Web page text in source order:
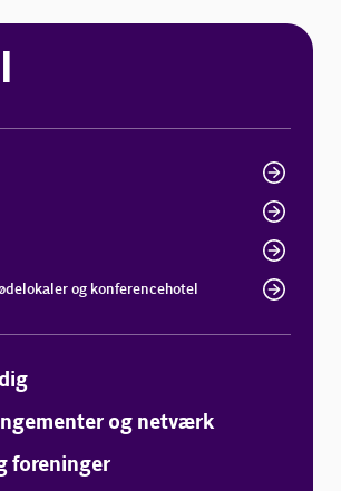
og konferencehotel
og netværk
foreninger